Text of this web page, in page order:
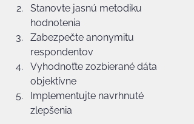
Stanovte jasnú metodiku
hodnotenia
Zabezpečte anonymitu
respondentov
Vyhodnoťte zozbierané dáta
objektívne
Implementujte navrhnuté
zlepšenia